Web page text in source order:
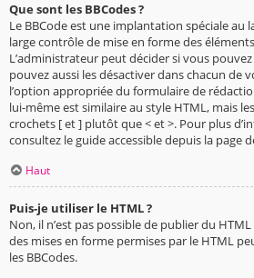
Que sont les BBCodes ?
Le BBCode est une implantation spéciale au
large contrôle de mise en forme des
L’administrateur peut décider si vous
pouvez aussi les désactiver dans chacun de
l’option appropriée du formulaire de
lui-même est similaire au style HTML, mais
crochets [ et ] plutôt que < et >. Pour plus
consultez le guide accessible depuis la page
Haut
Puis-je utiliser le HTML ?
Non, il n’est pas possible de publier du
des mises en forme permises par le HTML
les BBCodes.